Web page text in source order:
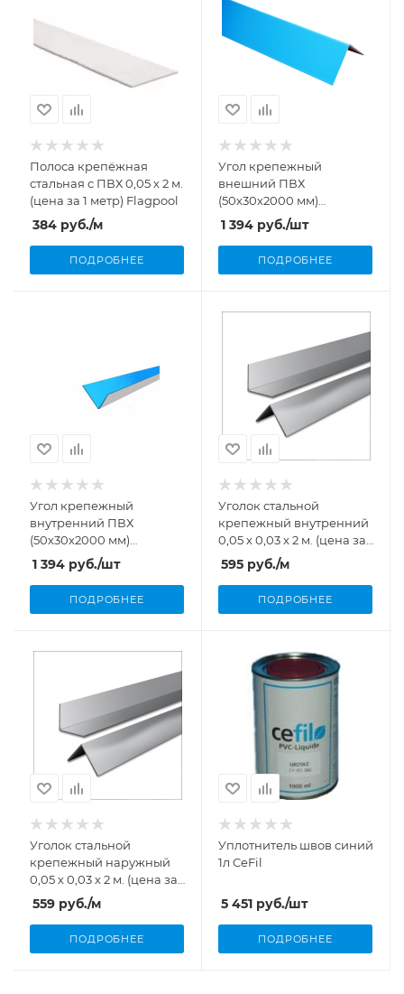
Полоса крепёжная
стальная с ПВХ 0,05 х 2 м.
(цена за 1 метр) Flagpool
384 руб./м
ПОДРОБНЕЕ
Угол крепежный
внешний ПВХ
(50х30х2000 мм)
Aquaviva
1 394 руб./шт
ПОДРОБНЕЕ
Угол крепежный
внутренний ПВХ
(50х30х2000 мм)
Aquaviva
1 394 руб./шт
ПОДРОБНЕЕ
Уголок стальной
крепежный внутренний
0,05 х 0,03 х 2 м. (цена за 1
метр) Flagpool
595 руб./м
ПОДРОБНЕЕ
Уголок стальной
крепежный наружный
0,05 х 0,03 х 2 м. (цена за 1
метр) Flagpool
559 руб./м
ПОДРОБНЕЕ
Уплотнитель швов синий
1л CeFil
5 451 руб./шт
ПОДРОБНЕЕ